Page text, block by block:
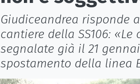
Giudiceandrea risponde
cantiere della SS106:
segnalate già il 21
spostamento della linea